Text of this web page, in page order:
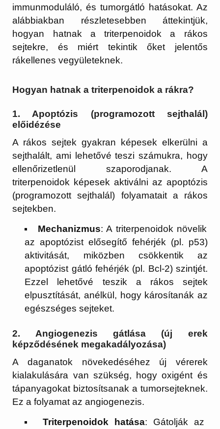
immunmoduláló, és tumorgátló hatásokat. Az
alábbiakban részletesebben áttekintjük,
hogyan hatnak a triterpenoidok a rákos
sejtekre, és miért tekintik őket jelentős
rákellenes vegyületeknek.
Hogyan hatnak a triterpenoidok a rákra?
1. Apoptózis (programozott sejthalál)
előidézése
A rákos sejtek gyakran képesek elkerülni a
sejthalált, ami lehetővé teszi számukra, hogy
ellenőrizetlenül szaporodjanak. A
triterpenoidok képesek aktiválni az apoptózis
(programozott sejthalál) folyamatait a rákos
sejtekben.
Mechanizmus: A triterpenoidok növelik
az apoptózist elősegítő fehérjék (pl. p53)
aktivitását, miközben csökkentik az
apoptózist gátló fehérjék (pl. Bcl-2) szintjét.
Ezzel lehetővé teszik a rákos sejtek
elpusztítását, anélkül, hogy károsítanák az
egészséges sejteket.
2. Angiogenezis gátlása (új erek
képződésének megakadályozása)
A daganatok növekedéséhez új vérerek
kialakulására van szükség, hogy oxigént és
tápanyagokat biztosítsanak a tumorsejteknek.
Ez a folyamat az angiogenezis.
Triterpenoidok hatása: Gátolják az